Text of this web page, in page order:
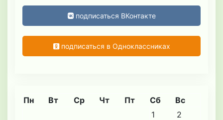
подписаться ВКонтакте
подписаться в Одноклассниках
Пн Вт Ср Чт Пт Сб Вс
1
2